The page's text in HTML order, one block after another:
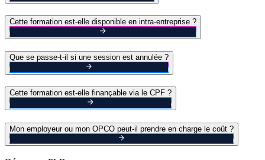
Cette formation est-elle disponible en intra-entreprise ?
Que se passe-t-il si une session est annulée ?
Cette formation est-elle finançable via le CPF ?
Mon employeur ou mon OPCO peut-il prendre en charge le coût ?